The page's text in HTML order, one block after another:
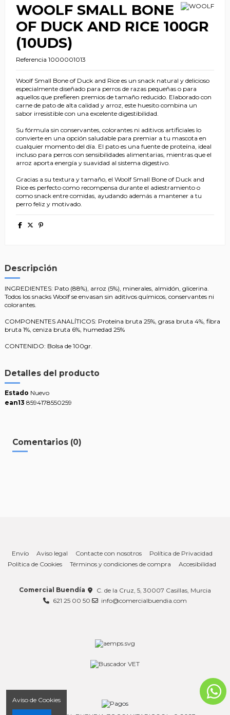
WOOLF SMALL BONE
OF DUCK AND RICE 100GR
(10UDS)
Referencia 1000001013
Woolf Small Bone of Duck and Rice es un snack natural y delicioso
especialmente diseñado para perros de razas pequeñas o para
aquellos que prefieren premios de tamaño reducido. Elaborado con
carne de pato de alta calidad y arroz, este huesito combina un
sabor irresistible con una excelente digestibilidad.
Su fórmula sin conservantes, colorantes ni aditivos artificiales lo
convierte en una opción saludable para premiar a tu mascota en
cualquier momento del día. El pato es una fuente de proteína, ideal
incluso para perros con sensibilidades alimentarias, mientras que el
arroz aporta energía y suavidad al sistema digestivo.
Gracias a su textura y tamaño, el Woolf Small Bone of Duck and
Rice es perfecto como recompensa durante el adiestramiento o
como snack entre comidas, ayudando además a mantener a tu
perro feliz y motivado.
Descripción
INGREDIENTES: Pato (88%), arroz (5%), minerales, almidón, glicerina.
Todos los snacks Woolf se envasan sin aditivos químicos, conservantes ni
colorantes.
COMPONENTES ANALÍTICOS: Proteína bruta 25%, grasa bruta 4%, fibra
bruta 1%, ceniza bruta 6%, humedad 25%
CONTENIDO: Bolsa de 100gr.
Detalles del producto
Estado Nuevo
ean13 8594178550259
Comentarios (0)
Envío Aviso legal Contacte con nosotros
Política de Privacidad
Política de Cookies
Términos y condiciones de compra Accesibilidad
Comercial Buendía
C. de la Cruz, 5, 30007 Casillas, Murcia
621 25 00 50
info@comercialbuendia.com
Aviso de Cookies